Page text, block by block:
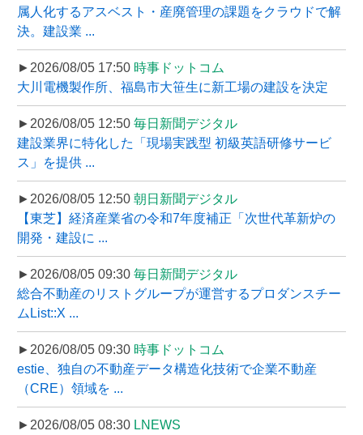
属人化するアスベスト・産廃管理の課題をクラウドで解
決。建設業 ...
►2026/08/05 17:50 時事ドットコム
大川電機製作所、福島市大笹生に新工場の建設を決定
►2026/08/05 12:50 毎日新聞デジタル
建設業界に特化した「現場実践型 初級英語研修サービ
ス」を提供 ...
►2026/08/05 12:50 朝日新聞デジタル
【東芝】経済産業省の令和7年度補正「次世代革新炉の
開発・建設に ...
►2026/08/05 09:30 毎日新聞デジタル
総合不動産のリストグループが運営するプロダンスチー
ムList::X ...
►2026/08/05 09:30 時事ドットコム
estie、独自の不動産データ構造化技術で企業不動産
（CRE）領域を ...
►2026/08/05 08:30 LNEWS